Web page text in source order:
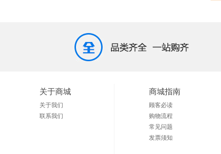
关于商城
关于我们
联系我们
商城指南
顾客必读
购物流程
常见问题
发票须知